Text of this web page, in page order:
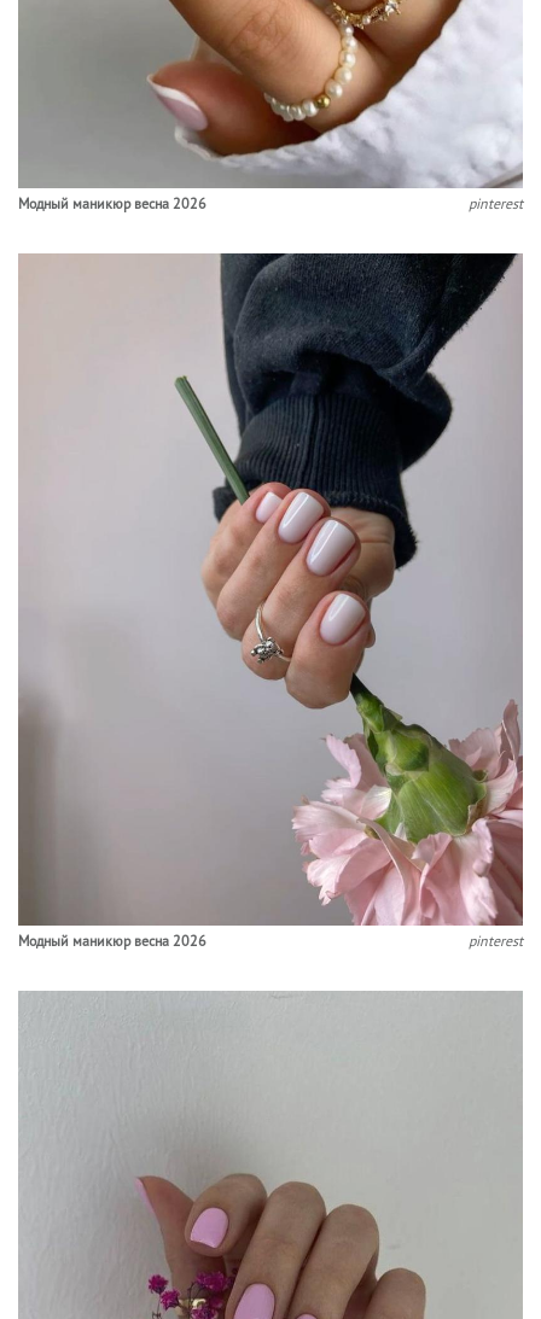
Модный маникюр весна 2026 pinterest
Модный маникюр весна 2026 pinterest